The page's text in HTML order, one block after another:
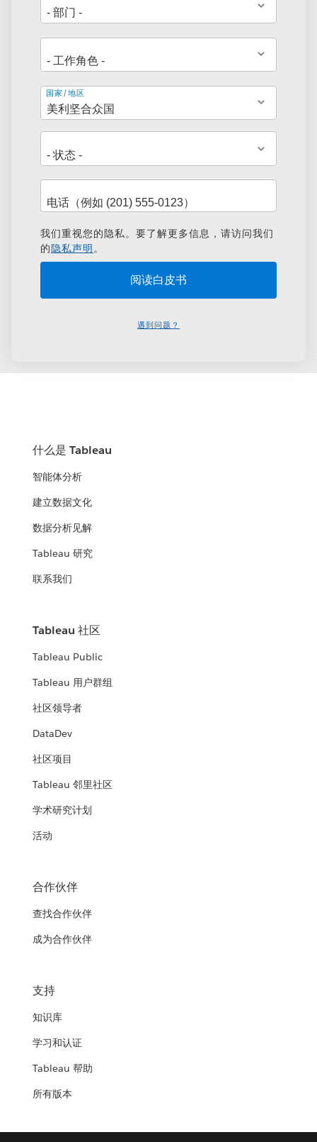
地
址
国家/地区
我们重视您的隐私。要了解更多信息，请访问我们
的隐私声明 。
遇到问题？
什么是 Tableau
智能体分析
建立数据文化
数据分析见解
Tableau 研究
联系我们
Tableau 社区
Tableau Public
Tableau 用户群组
社区领导者
DataDev
社区项目
Tableau 邻里社区
学术研究计划
活动
合作伙伴
查找合作伙伴
成为合作伙伴
支持
知识库
学习和认证
Tableau 帮助
所有版本